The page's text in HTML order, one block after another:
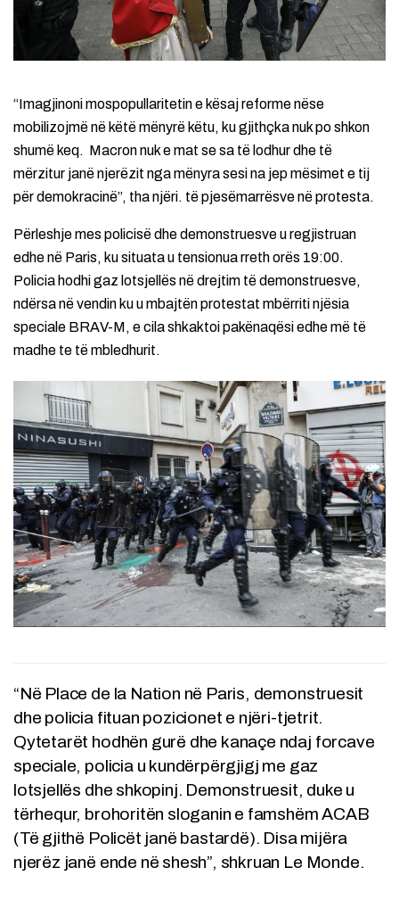
“Imagjinoni mospopullaritetin e kësaj reforme nëse
mobilizojmë në këtë mënyrë këtu, ku gjithçka nuk po shkon
shumë keq. Macron nuk e mat se sa të lodhur dhe të
mërzitur janë njerëzit nga mënyra sesi na jep mësimet e tij
për demokracinë”, tha njëri. të pjesëmarrësve në protesta.
Përleshje mes policisë dhe demonstruesve u regjistruan
edhe në Paris, ku situata u tensionua rreth orës 19:00.
Policia hodhi gaz lotsjellës në drejtim të demonstruesve,
ndërsa në vendin ku u mbajtën protestat mbërriti njësia
speciale BRAV-M, e cila shkaktoi pakënaqësi edhe më të
madhe te të mbledhurit.
“Në Place de la Nation në Paris, demonstruesit
dhe policia fituan pozicionet e njëri-tjetrit.
Qytetarët hodhën gurë dhe kanaçe ndaj forcave
speciale, policia u kundërpërgjigj me gaz
lotsjellës dhe shkopinj. Demonstruesit, duke u
tërhequr, brohoritën sloganin e famshëm ACAB
(Të gjithë Policët janë bastardë). Disa mijëra
njerëz janë ende në shesh”, shkruan Le Monde.